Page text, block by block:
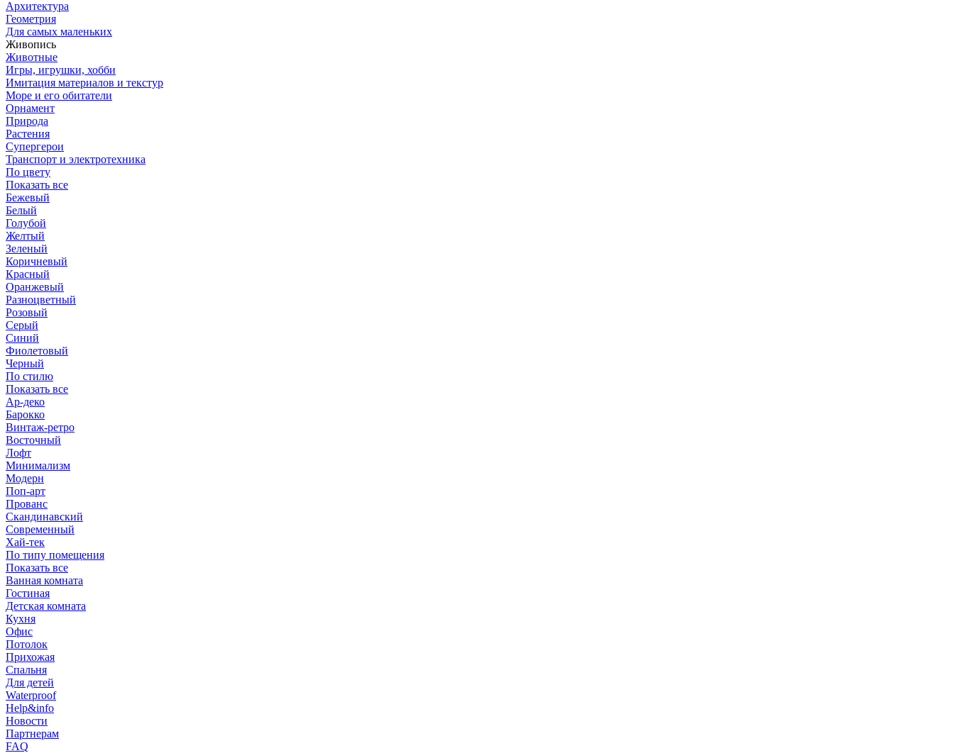
Архитектура
Геометрия
Для самых маленьких
Живопись
Животные
Игры, игрушки, хобби
Имитация материалов и текстур
Море и его обитатели
Орнамент
Природа
Растения
Супергерои
Транспорт и электротехника
По цвету
Показать все
Бежевый
Белый
Голубой
Желтый
Зеленый
Коричневый
Красный
Оранжевый
Разноцветный
Розовый
Серый
Синий
Фиолетовый
Черный
По стилю
Показать все
Ар-деко
Барокко
Винтаж-ретро
Восточный
Лофт
Минимализм
Модерн
Поп-арт
Прованс
Скандинавский
Современный
Хай-тек
По типу помещения
Показать все
Ванная комната
Гостиная
Детская комната
Кухня
Офис
Потолок
Прихожая
Спальня
Для детей
Waterproof
Help&info
Новости
Партнерам
FAQ